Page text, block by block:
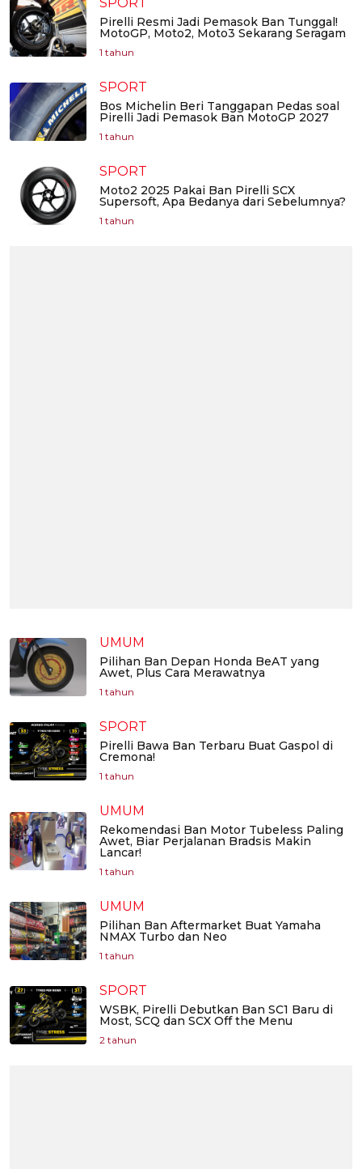
SPORT
Pirelli Resmi Jadi Pemasok Ban Tunggal!
MotoGP, Moto2, Moto3 Sekarang Seragam
1 tahun
SPORT
Bos Michelin Beri Tanggapan Pedas soal
Pirelli Jadi Pemasok Ban MotoGP 2027
1 tahun
SPORT
Moto2 2025 Pakai Ban Pirelli SCX
Supersoft, Apa Bedanya dari Sebelumnya?
1 tahun
UMUM
Pilihan Ban Depan Honda BeAT yang
Awet, Plus Cara Merawatnya
1 tahun
SPORT
Pirelli Bawa Ban Terbaru Buat Gaspol di
Cremona!
1 tahun
UMUM
Rekomendasi Ban Motor Tubeless Paling
Awet, Biar Perjalanan Bradsis Makin
Lancar!
1 tahun
UMUM
Pilihan Ban Aftermarket Buat Yamaha
NMAX Turbo dan Neo
1 tahun
SPORT
WSBK, Pirelli Debutkan Ban SC1 Baru di
Most, SCQ dan SCX Off the Menu
2 tahun